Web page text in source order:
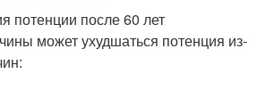
потенции после 60 лет
может ухудшаться потенция из-